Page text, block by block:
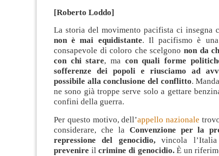
[Roberto Loddo]
La storia del movimento pacifista ci insegna
non è mai equidistante. Il pacifismo è
consapevole di coloro che scelgono non da
con chi stare, ma con quali forme
sofferenze dei popoli e riusciamo ad
possibile alla conclusione del conflitto.
ne sono già troppe serve solo a gettare
confini della guerra.
Per questo motivo, dell’appello nazionale
considerare, che la Convenzione per la
repressione del genocidio,vincola
prevenire ilcrimine di genocidio.È un